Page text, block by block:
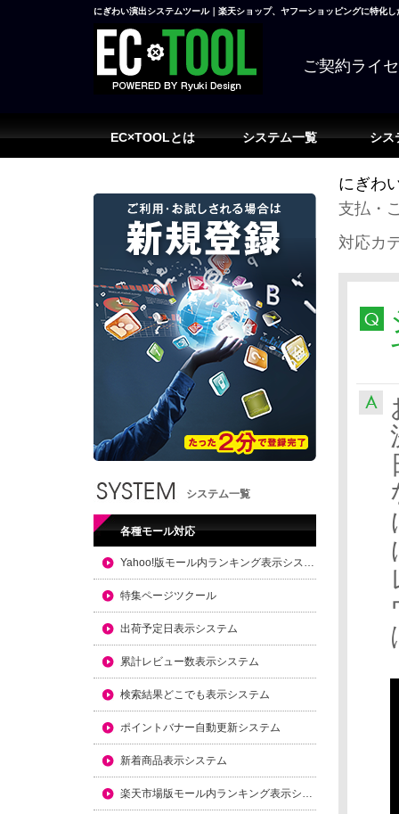
にぎわい演出システムツール｜楽天ショップ、ヤフーショッピングに特化
ご契約ライ
EC×TOOLとは システム一覧 シス
システム一覧
各種モール対応
Yahoo!版モール内ランキング表示システム
特集ページツクール
出荷予定日表示システム
累計レビュー数表示システム
検索結果どこでも表示システム
ポイントバナー自動更新システム
新着商品表示システム
楽天市場版モール内ランキング表示システム
にぎわ
支払・
対応カ